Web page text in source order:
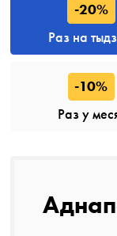
-20%
Раз на
-10%
Раз у